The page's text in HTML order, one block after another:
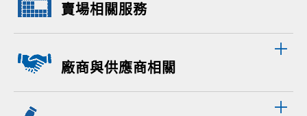
賣場相關服務
廠商與供應商相關